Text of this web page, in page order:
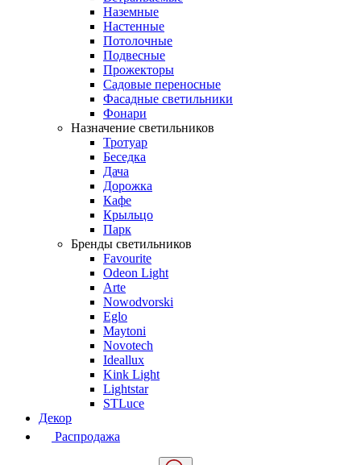
Наземные
Настенные
Потолочные
Подвесные
Прожекторы
Садовые переносные
Фасадные светильники
Фонари
Назначение светильников
Тротуар
Беседка
Дача
Дорожка
Кафе
Крыльцо
Парк
Бренды светильников
Favourite
Odeon Light
Arte
Nowodvorski
Eglo
Maytoni
Novotech
Ideallux
Kink Light
Lightstar
STLuce
Декор
Распродажа